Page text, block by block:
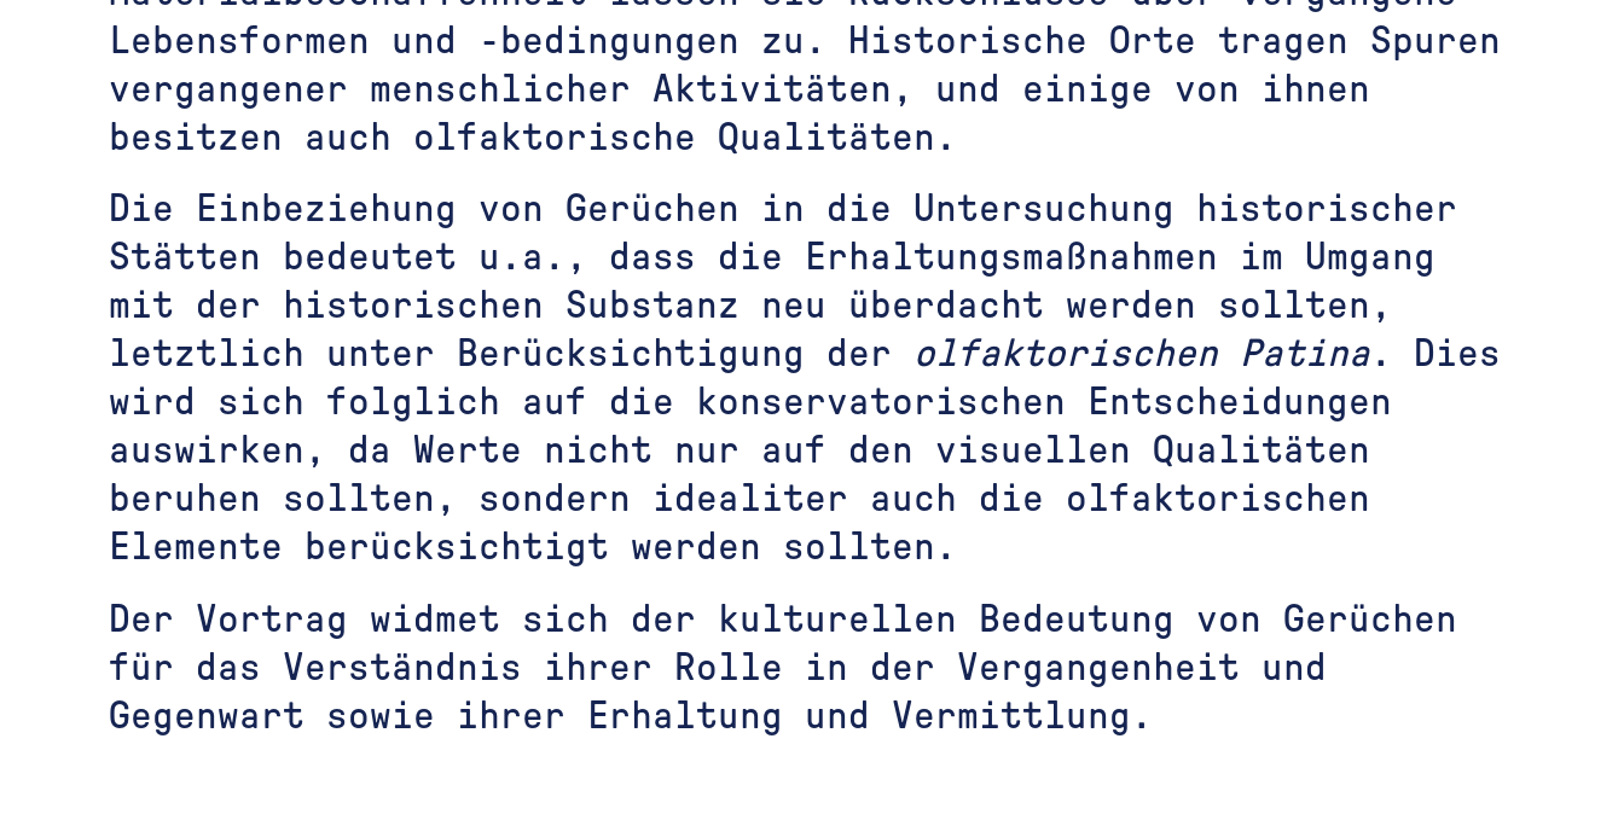
Lebensformen und -bedingungen zu. Historische Orte tragen Spuren
vergangener menschlicher Aktivitäten, und einige von ihnen
besitzen auch olfaktorische Qualitäten.
Die Einbeziehung von Gerüchen in die Untersuchung historischer
Stätten bedeutet u.a., dass die Erhaltungsmaßnahmen im Umgang
mit der historischen Substanz neu überdacht werden sollten,
letztlich unter Berücksichtigung der
olfaktorischen Patina. Dies
wird sich folglich auf die konservatorischen Entscheidungen
auswirken, da Werte nicht nur auf den visuellen Qualitäten
beruhen sollten, sondern idealiter auch die olfaktorischen
Elemente berücksichtigt werden sollten.
Der Vortrag widmet sich der kulturellen Bedeutung von Gerüchen
für das Verständnis ihrer Rolle in der Vergangenheit und
Gegenwart sowie ihrer Erhaltung und Vermittlung.